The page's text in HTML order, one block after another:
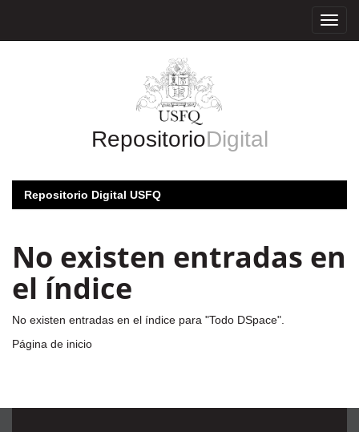
RepositorioDigital
Repositorio Digital USFQ
No existen entradas en
el índice
No existen entradas en el índice para "Todo DSpace".
Página de inicio